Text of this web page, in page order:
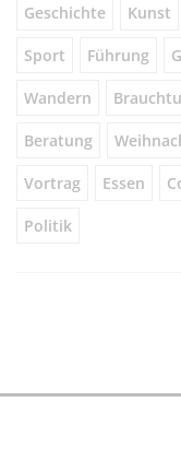
Geschichte Kunst
Sport Führung
Wandern
Beratung
Vortrag Essen
Politik